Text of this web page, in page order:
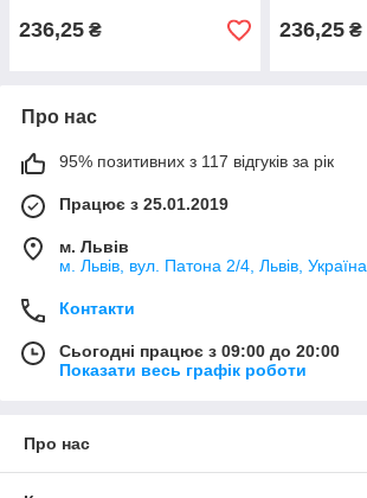
236,25 ₴ 236,25 ₴
Про нас
95% позитивних з 117 відгуків за рік
Працює з 25.01.2019
м. Львів
м. Львів, вул. Патона 2/4, Львів, Україна
Контакти
Сьогодні працює з 09:00 до 20:00
Показати весь графік роботи
Про нас